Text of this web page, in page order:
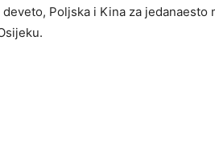
Poljska i Kina za jedanaesto